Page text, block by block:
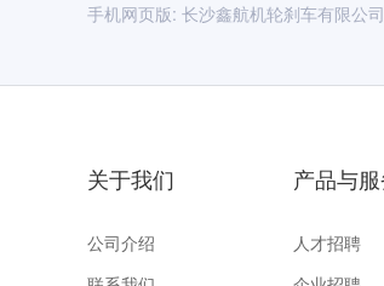
手机网页版: 长沙鑫航机轮刹车有限公
关于我们
公司介绍
产品与
人才招聘